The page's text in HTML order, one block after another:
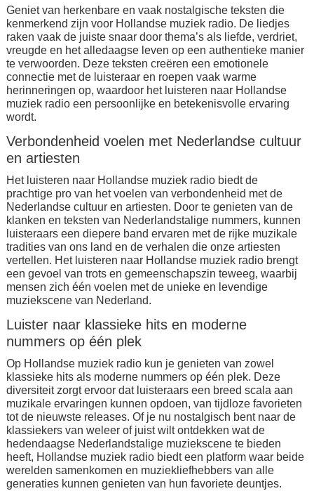
Geniet van herkenbare en vaak nostalgische teksten die
kenmerkend zijn voor Hollandse muziek radio. De liedjes
raken vaak de juiste snaar door thema’s als liefde, verdriet,
vreugde en het alledaagse leven op een authentieke manier
te verwoorden. Deze teksten creëren een emotionele
connectie met de luisteraar en roepen vaak warme
herinneringen op, waardoor het luisteren naar Hollandse
muziek radio een persoonlijke en betekenisvolle ervaring
wordt.
Verbondenheid voelen met Nederlandse cultuur
en artiesten
Het luisteren naar Hollandse muziek radio biedt de
prachtige pro van het voelen van verbondenheid met de
Nederlandse cultuur en artiesten. Door te genieten van de
klanken en teksten van Nederlandstalige nummers, kunnen
luisteraars een diepere band ervaren met de rijke muzikale
tradities van ons land en de verhalen die onze artiesten
vertellen. Het luisteren naar Hollandse muziek radio brengt
een gevoel van trots en gemeenschapszin teweeg, waarbij
mensen zich één voelen met de unieke en levendige
muziekscene van Nederland.
Luister naar klassieke hits en moderne
nummers op één plek
Op Hollandse muziek radio kun je genieten van zowel
klassieke hits als moderne nummers op één plek. Deze
diversiteit zorgt ervoor dat luisteraars een breed scala aan
muzikale ervaringen kunnen opdoen, van tijdloze favorieten
tot de nieuwste releases. Of je nu nostalgisch bent naar de
klassiekers van weleer of juist wilt ontdekken wat de
hedendaagse Nederlandstalige muziekscene te bieden
heeft, Hollandse muziek radio biedt een platform waar beide
werelden samenkomen en muziekliefhebbers van alle
generaties kunnen genieten van hun favoriete deuntjes.